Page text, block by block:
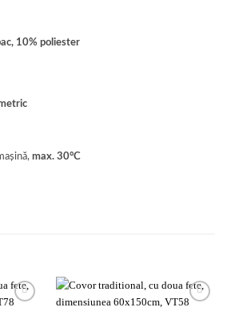
10% poliester
max. 30°C